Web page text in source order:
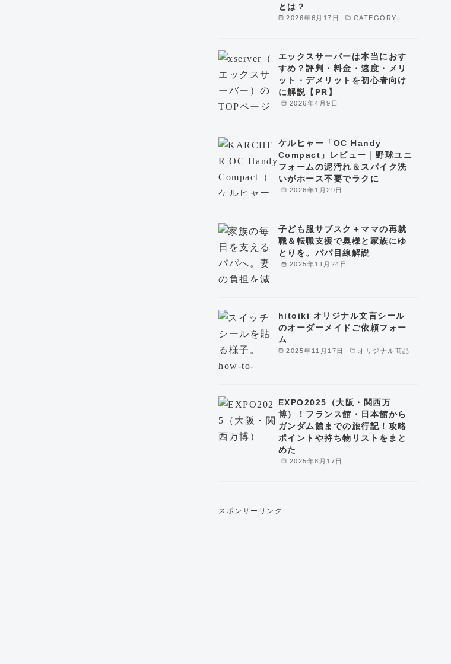
2026年6月17日 CATEGORY
とは？
2026年4月9日
エックスサーバーは本当におす
すめ？評判・料金・速度・メリ
ット・デメリットを初心者向け
に解説【PR】
2026年1月29日
ケルヒャー「OC Handy
Compact」レビュー｜野球ユニ
フォームの泥汚れ＆スパイク洗
いがホース不要でラクに
2025年11月24日
子ども服サブスク＋ママの再就
職＆転職支援で奥様と家族にゆ
とりを。パパ目線解説
2025年11月17日 オリジナル商品
hitoiki オリジナル文言シール
のオーダーメイドご依頼フォー
ム
2025年8月17日
EXPO2025（大阪・関西万
博）！フランス館・日本館から
ガンダム館までの旅行記！攻略
ポイントや持ち物リストをまと
めた
スポンサーリンク